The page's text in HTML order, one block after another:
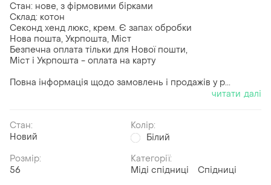
Стан: нове, з фірмовими бірками
Склад: котон
Секонд хенд люкс, крем. Є запах обробки
Нова пошта, Укрпошта, Міст
Безпечна оплата тільки для Нової пошти,
Міст і Укрпошта - оплата на карту
Повна інформація щодо замовлень і продажів у р...
читати далі
Стан:
Новий
Колір:
Білий
Розмір:
56
Категорії:
Міді спідниці
Спідниці